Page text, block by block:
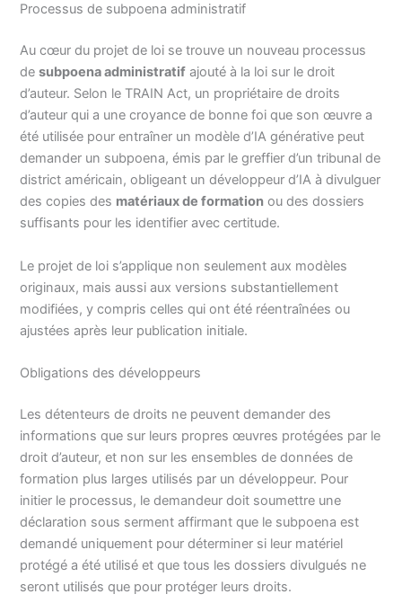
Processus de subpoena administratif
Au cœur du projet de loi se trouve un nouveau processus
desubpoena administratif ajouté à la loi sur le droit
d’auteur. Selon le TRAIN Act, un propriétaire de droits
d’auteur qui a une croyance de bonne foi que son œuvre a
été utilisée pour entraîner un modèle d’IA générative peut
demander un subpoena, émis par le greffier d’un tribunal de
district américain, obligeant un développeur d’IA à divulguer
des copies des matériaux de formation ou des dossiers
suffisants pour les identifier avec certitude.
Le projet de loi s’applique non seulement aux modèles
originaux, mais aussi aux versions substantiellement
modifiées, y compris celles qui ont été réentraînées ou
ajustées après leur publication initiale.
Obligations des développeurs
Les détenteurs de droits ne peuvent demander des
informations que sur leurs propres œuvres protégées par le
droit d’auteur, et non sur les ensembles de données de
formation plus larges utilisés par un développeur. Pour
initier le processus, le demandeur doit soumettre une
déclaration sous serment affirmant que le subpoena est
demandé uniquement pour déterminer si leur matériel
protégé a été utilisé et que tous les dossiers divulgués ne
seront utilisés que pour protéger leurs droits.